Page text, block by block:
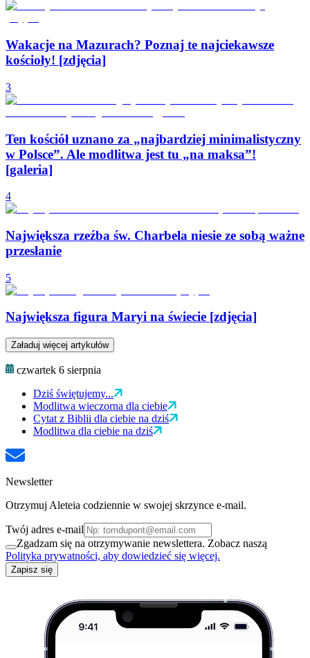
Wakacje na Mazurach? Poznaj te najciekawsze
kościoły! [zdjęcia]
3
Ten kościół uznano za „najbardziej minimalistyczny
w Polsce”. Ale modlitwa jest tu „na maksa”!
[galeria]
4
Największa rzeźba św. Charbela niesie ze sobą ważne
przesłanie
5
Największa figura Maryi na świecie [zdjęcia]
Załaduj więcej artykułów
czwartek 6 sierpnia
Dziś świętujemy...
Modlitwa wieczorna dla ciebie
Cytat z Biblii dla ciebie na dziś
Modlitwa dla ciebie na dziś
Newsletter
Otrzymuj Aleteia codziennie w swojej skrzynce e-mail.
Twój adres e-mail
Zgadzam się na otrzymywanie newslettera. Zobacz naszą
Polityka prywatności, aby dowiedzieć się więcej.
Zapisz się